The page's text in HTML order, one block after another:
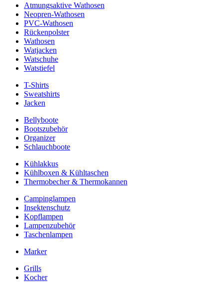
Atmungsaktive Wathosen
Neopren-Wathosen
PVC-Wathosen
Rückenpolster
Wathosen
Watjacken
Watschuhe
Watstiefel
T-Shirts
Sweatshirts
Jacken
Bellyboote
Bootszubehör
Organizer
Schlauchboote
Kühlakkus
Kühlboxen & Kühltaschen
Thermobecher & Thermokannen
Campinglampen
Insektenschutz
Kopflampen
Lampenzubehör
Taschenlampen
Marker
Grills
Kocher